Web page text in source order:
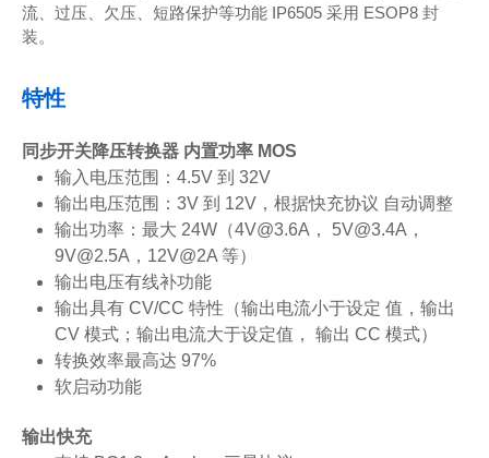
流、过压、欠压、短路保护等功能 IP6505 采用 ESOP8 封
装。
特性
同步开关降压转换器 内置功率 MOS
输入电压范围：4.5V 到 32V
输出电压范围：3V 到 12V，根据快充协议 自动调整
输出功率：最大 24W（4V@3.6A， 5V@3.4A，
9V@2.5A，12V@2A 等）
输出电压有线补功能
输出具有 CV/CC 特性（输出电流小于设定 值，输出
CV 模式；输出电流大于设定值， 输出 CC 模式）
转换效率最高达 97%
软启动功能
输出快充